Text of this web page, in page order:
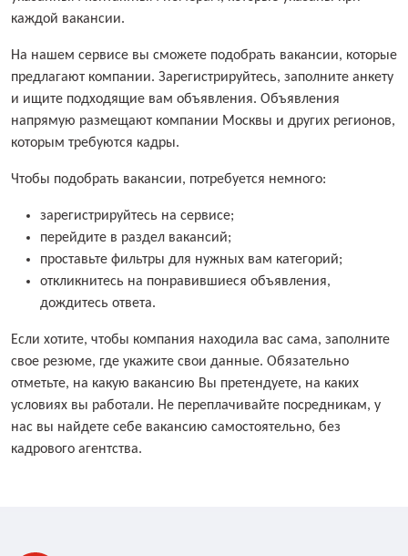
каждой вакансии.
На нашем сервисе вы сможете подобрать вакансии, которые
предлагают компании. Зарегистрируйтесь, заполните анкету
и ищите подходящие вам объявления. Объявления
напрямую размещают компании Москвы и других регионов,
которым требуются кадры.
Чтобы подобрать вакансии, потребуется немного:
зарегистрируйтесь на сервисе;
перейдите в раздел вакансий;
проставьте фильтры для нужных вам категорий;
откликнитесь на понравившиеся объявления,
дождитесь ответа.
Если хотите, чтобы компания находила вас сама, заполните
свое резюме, где укажите свои данные. Обязательно
отметьте, на какую вакансию Вы претендуете, на каких
условиях вы работали. Не переплачивайте посредникам, у
нас вы найдете себе вакансию самостоятельно, без
кадрового агентства.